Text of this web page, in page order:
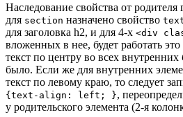
Наследование свойства от родителя
для section назначено свойство
для заголовка h2, и для 4-х <div
вложенных в нее, будет работать
текст по центру во всех
было. Если же для внутренних
текст по левому краю, то следует
{text-align: left; },
у родительского элемента (2-я